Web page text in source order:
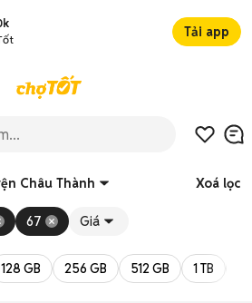
Tải app
Châu Thành Xoá lọc
67 Giá
128 GB 256 GB 512 GB 1 TB